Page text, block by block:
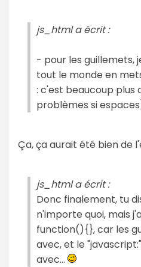
js_html a écrit :
- pour les guillemets,
tout le monde en
: c'est beaucoup plus
problèmes si
Ça, ça aurait été bien de
js_html a écrit :
Donc finalement, tu
n'importe quoi, mais
function(){}, car les
avec, et le
avec...